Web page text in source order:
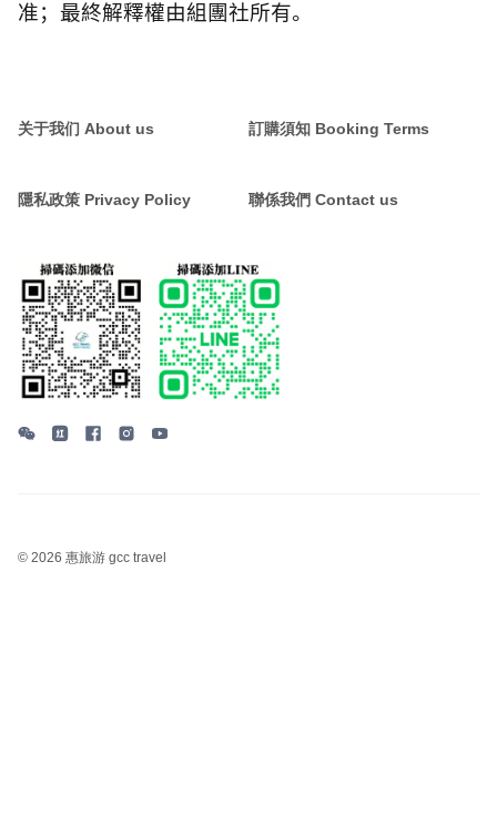
准；最終解釋權由組團社所有。
关于我们 About us 訂購須知 Booking Terms
隱私政策 Privacy Policy 聯係我們 Contact us
© 2026 惠旅游 gcc travel